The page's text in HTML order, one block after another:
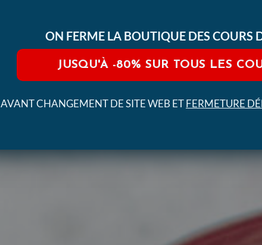
ON FERME LA BOUTIQUE DES COURS
JUSQU'À -80% SUR TOUS LES
AVANT CHANGEMENT DE SITE WEB ETFERMETURE